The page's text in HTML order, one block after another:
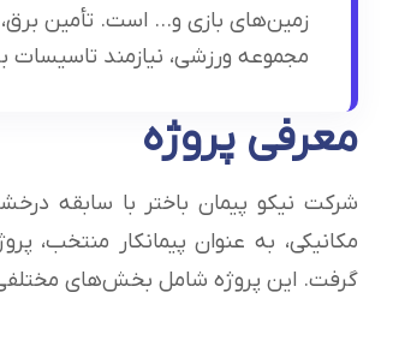
زمین‌های بازی و… است. تأمین
مجموعه ورزشی، نیازمند تاسیسات
معرفی پروژه
شرکت نیکو پیمان باختر با سابقه
مکانیکی، به عنوان پیمانکار منتخب،
گرفت. این پروژه شامل بخش‌های مختلفی